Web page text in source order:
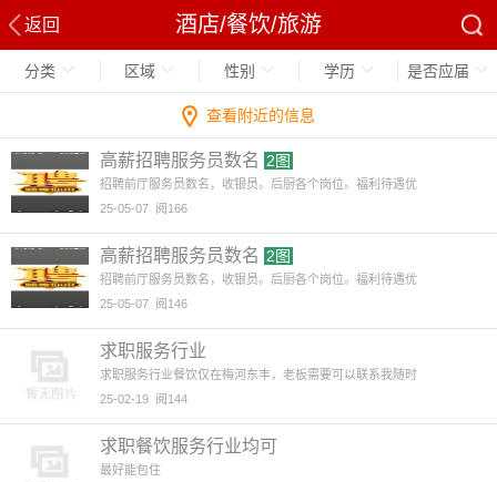
返回 酒店/餐饮/旅游
分类 区域 性别 学历 是否应届
查看附近的信息
高薪招聘服务员数名 2图
招聘前厅服务员数名，收银员。后厨各个岗位。福利待遇优
25-05-07 阅166
高薪招聘服务员数名 2图
招聘前厅服务员数名，收银员。后厨各个岗位。福利待遇优
25-05-07 阅146
求职服务行业
求职服务行业餐饮仅在梅河东丰，老板需要可以联系我随时
25-02-19 阅144
求职餐饮服务行业均可
最好能包住